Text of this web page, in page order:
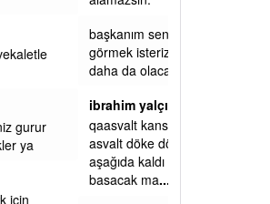
başkanlığında da
ereyliye katkın çok oldu
madde mahalle aralarında
ana yoldan
dükkanları su